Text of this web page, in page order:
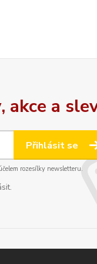
akce a
Přihlásit se
rozesílky newsletteru.